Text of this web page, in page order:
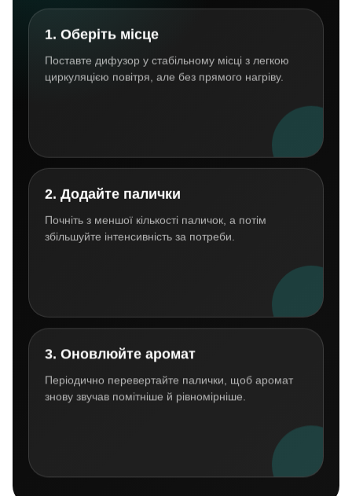
1. Оберіть місце
Поставте дифузор у стабільному місці з легкою
циркуляцією повітря, але без прямого нагріву.
2. Додайте палички
Почніть з меншої кількості паличок, а потім
збільшуйте інтенсивність за потреби.
3. Оновлюйте аромат
Періодично перевертайте палички, щоб аромат
знову звучав помітніше й рівномірніше.